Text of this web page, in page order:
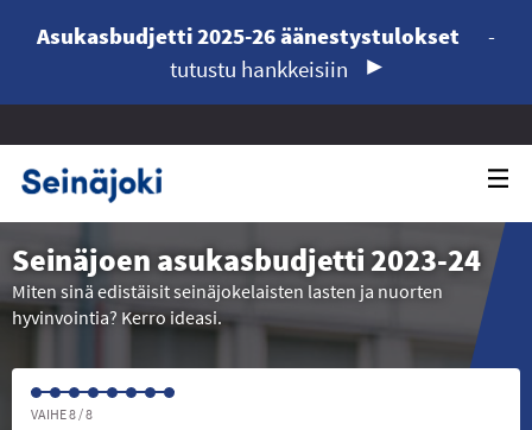
Asukasbudjetti 2025-26 äänestystulokset
-
tutustu hankkeisiin
Seinäjoen asukasbudjetti 2023-24
Miten sinä edistäisit seinäjokelaisten lasten ja nuorten
hyvinvointia? Kerro ideasi.
VAIHE 8 / 8